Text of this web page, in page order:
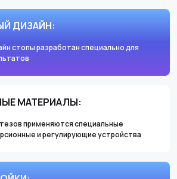
ДИЗАЙН:
стопы разработан специально для
МАТЕРИАЛЫ:
применяются специальные
и регулирующие устройства